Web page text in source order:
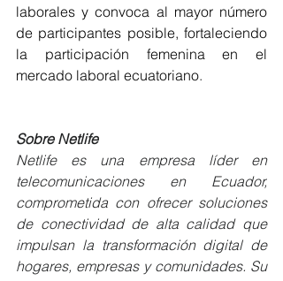
laborales y convoca al mayor número
de participantes posible, fortaleciendo
la participación femenina en el
mercado laboral ecuatoriano.
Sobre Netlife
Netlife es una empresa líder en
telecomunicaciones en Ecuador,
comprometida con ofrecer soluciones
de conectividad de alta calidad que
impulsan la transformación digital de
hogares, empresas y comunidades. Su